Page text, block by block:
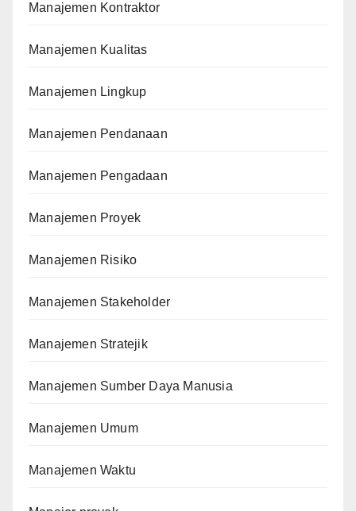
Manajemen Kontraktor
Manajemen Kualitas
Manajemen Lingkup
Manajemen Pendanaan
Manajemen Pengadaan
Manajemen Proyek
Manajemen Risiko
Manajemen Stakeholder
Manajemen Stratejik
Manajemen Sumber Daya Manusia
Manajemen Umum
Manajemen Waktu